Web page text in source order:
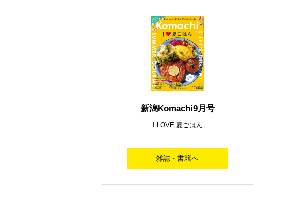
新潟Komachi9月号
I LOVE 夏ごはん
雑誌・書籍へ